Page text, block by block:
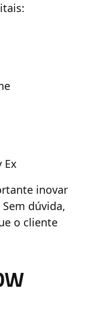
Ex
inovar
dúvida,
o cliente